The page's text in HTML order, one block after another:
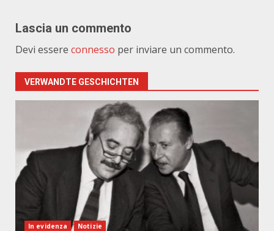
Lascia un commento
Devi essere connesso per inviare un commento.
VERWANDTE GESCHICHTEN
In evidenza Notizie